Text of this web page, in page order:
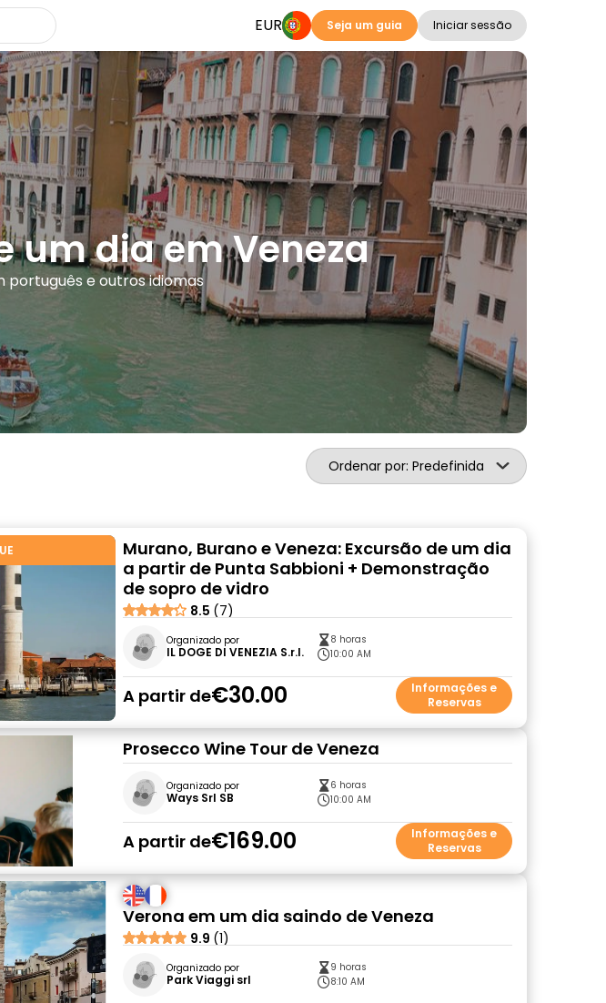
EUR Seja um guia Iniciar sessão
um dia em Veneza
português e outros idiomas
Ordenar por: Predefinida
Murano, Burano e Veneza: Excursão de um dia
a partir de Punta Sabbioni + Demonstração
de sopro de vidro
8.5 (7)
Organizado por
IL DOGE DI VENEZIA S.r.l.
8 horas
10:00 AM
A partir de€30.00
Informações e
Reservas
Prosecco Wine Tour de Veneza
Organizado por
Ways Srl SB
6 horas
10:00 AM
A partir de€169.00
Informações e
Reservas
Verona em um dia saindo de Veneza
9.9 (1)
Organizado por
Park Viaggi srl
9 horas
8:10 AM